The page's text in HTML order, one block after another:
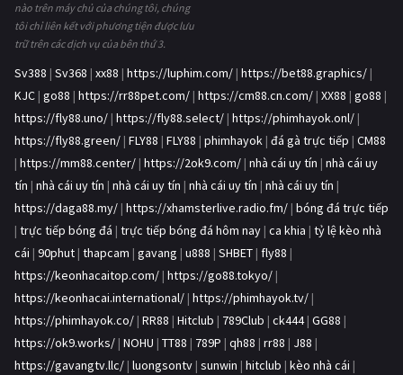
nào trên máy chủ của chúng tôi, chúng
tôi chỉ liên kết với phương tiện được lưu
trữ trên các dịch vụ của bên thứ 3.
Sv388 | Sv368 | xx88 | https://luphim.com/ | https://bet88.graphics/ |
KJC | go88 | https://rr88pet.com/ | https://cm88.cn.com/ | XX88 | go88 |
https://fly88.uno/ | https://fly88.select/ | https://phimhayok.onl/ |
https://fly88.green/ | FLY88 | FLY88 | phimhayok | đá gà trực tiếp | CM88
| https://mm88.center/ | https://2ok9.com/ | nhà cái uy tín | nhà cái uy
tín | nhà cái uy tín | nhà cái uy tín | nhà cái uy tín | nhà cái uy tín |
https://daga88.my/ | https://xhamsterlive.radio.fm/ | bóng đá trực tiếp
| trực tiếp bóng đá | trực tiếp bóng đá hôm nay | ca khia | tỷ lệ kèo nhà
cái | 90phut | thapcam | gavang | u888 | SHBET | fly88 |
https://keonhacaitop.com/ | https://go88.tokyo/ |
https://keonhacai.international/ | https://phimhayok.tv/ |
https://phimhayok.co/ | RR88 | Hitclub | 789Club | ck444| GG88 |
https://ok9.works/ | NOHU | TT88 | 789P | qh88 | rr88 | J88 |
https://gavangtv.llc/ | luongsontv | sunwin | hitclub | kèo nhà cái |